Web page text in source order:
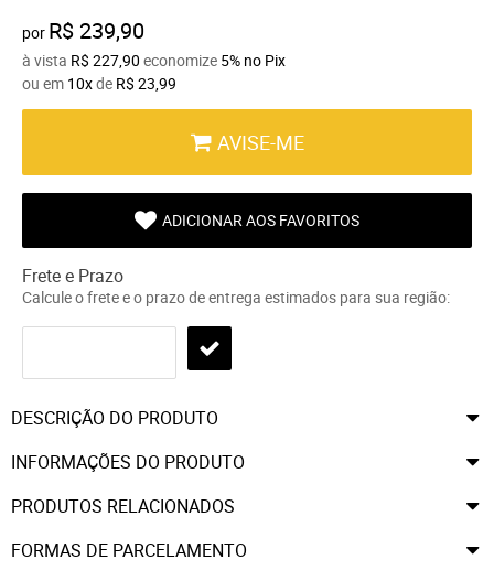
por R$ 239,90
à vista R$ 227,90 economize 5% no Pix
ou em 10xde R$ 23,99
AVISE-ME
ADICIONAR AOS FAVORITOS
Frete e Prazo
Calcule o frete e o prazo de entrega estimados para sua região:
DESCRIÇÃO DO PRODUTO
INFORMAÇÕES DO PRODUTO
PRODUTOS RELACIONADOS
FORMAS DE PARCELAMENTO